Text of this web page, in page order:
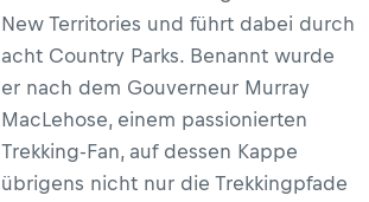
New Territories und führt dabei durch
acht Country Parks. Benannt wurde
er nach dem Gouverneur Murray
MacLehose, einem passionierten
Trekking-Fan, auf dessen Kappe
übrigens nicht nur die Trekkingpfade